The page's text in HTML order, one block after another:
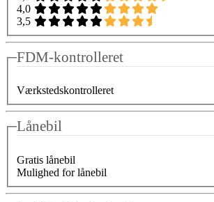
4,0
3,5
FDM-kontrolleret
Værkstedskontrolleret
Lånebil
Gratis lånebil
Mulighed for lånebil